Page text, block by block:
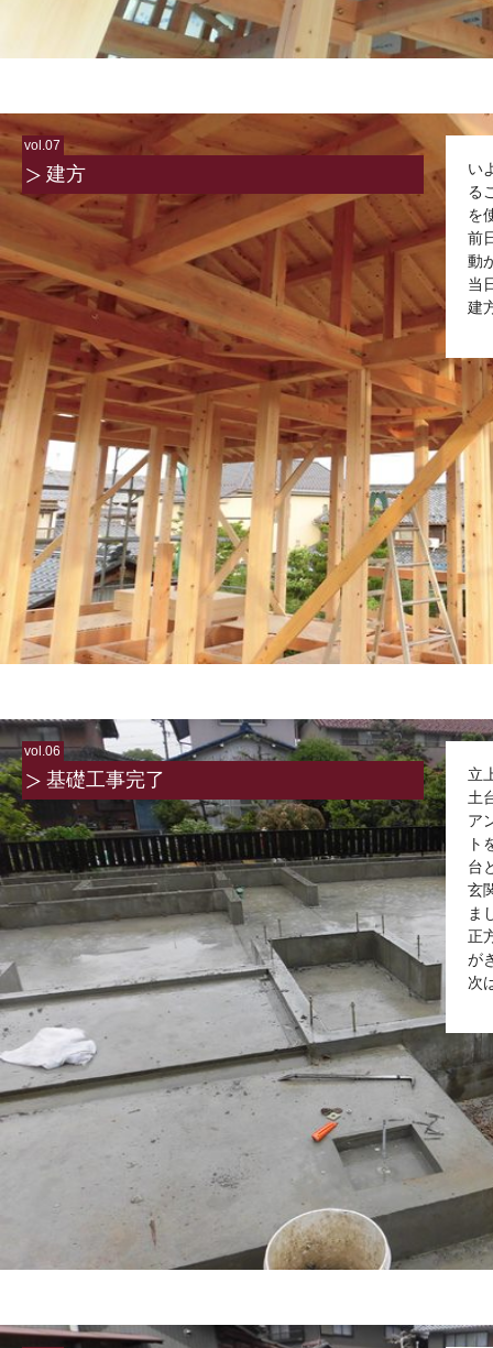
vol.07
建方
い
る
を
前
動
当
建
vol.06
基礎工事完了
立
土
ア
ト
台
玄
ま
正
が
次